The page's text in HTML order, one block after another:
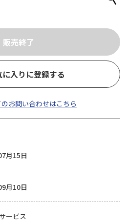
に入りに登録する
お問い合わせはこちら
月15日
月10日
ービス